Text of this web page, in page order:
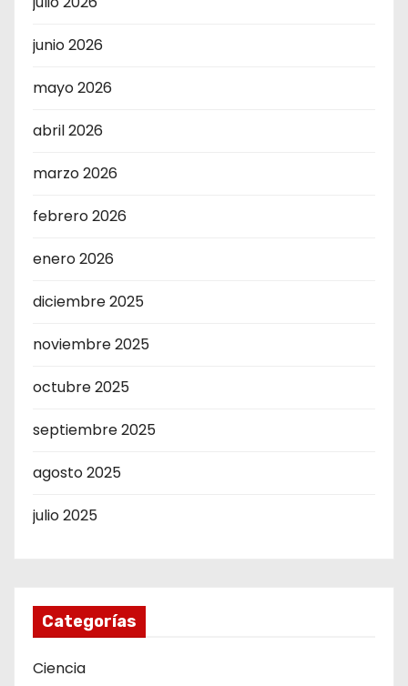
junio 2026
mayo 2026
abril 2026
marzo 2026
febrero 2026
enero 2026
diciembre 2025
noviembre 2025
octubre 2025
septiembre 2025
agosto 2025
julio 2025
Categorías
Ciencia